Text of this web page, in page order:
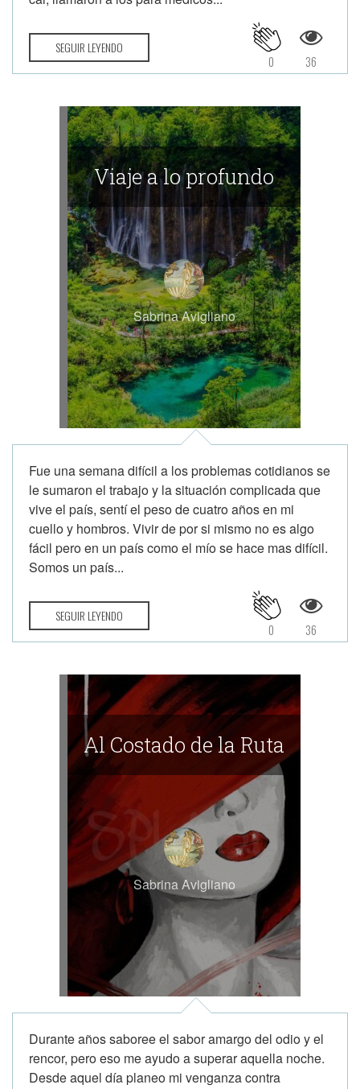
SEGUIR LEYENDO
36
0
Viaje a lo profundo
Sabrina Avigliano
Fue una semana difícil a los problemas cotidianos se
le sumaron el trabajo y la situación complicada que
vive el país, sentí el peso de cuatro años en mi
cuello y hombros. Vivir de por si mismo no es algo
fácil pero en un país como el mío se hace mas difícil.
Somos un país...
SEGUIR LEYENDO
36
0
Al Costado de la Ruta
Sabrina Avigliano
Durante años saboree el sabor amargo del odio y el
rencor, pero eso me ayudo a superar aquella noche.
Desde aquel día planeo mi venganza contra